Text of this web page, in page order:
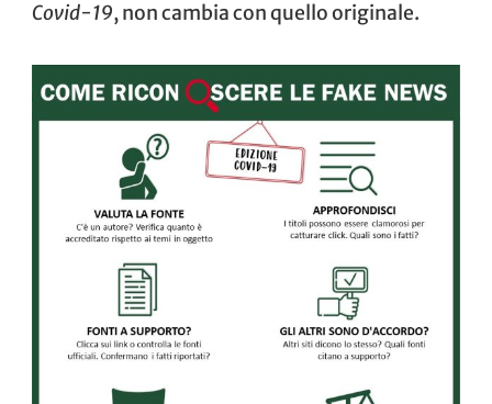
Covid-19, non cambia con quello originale.